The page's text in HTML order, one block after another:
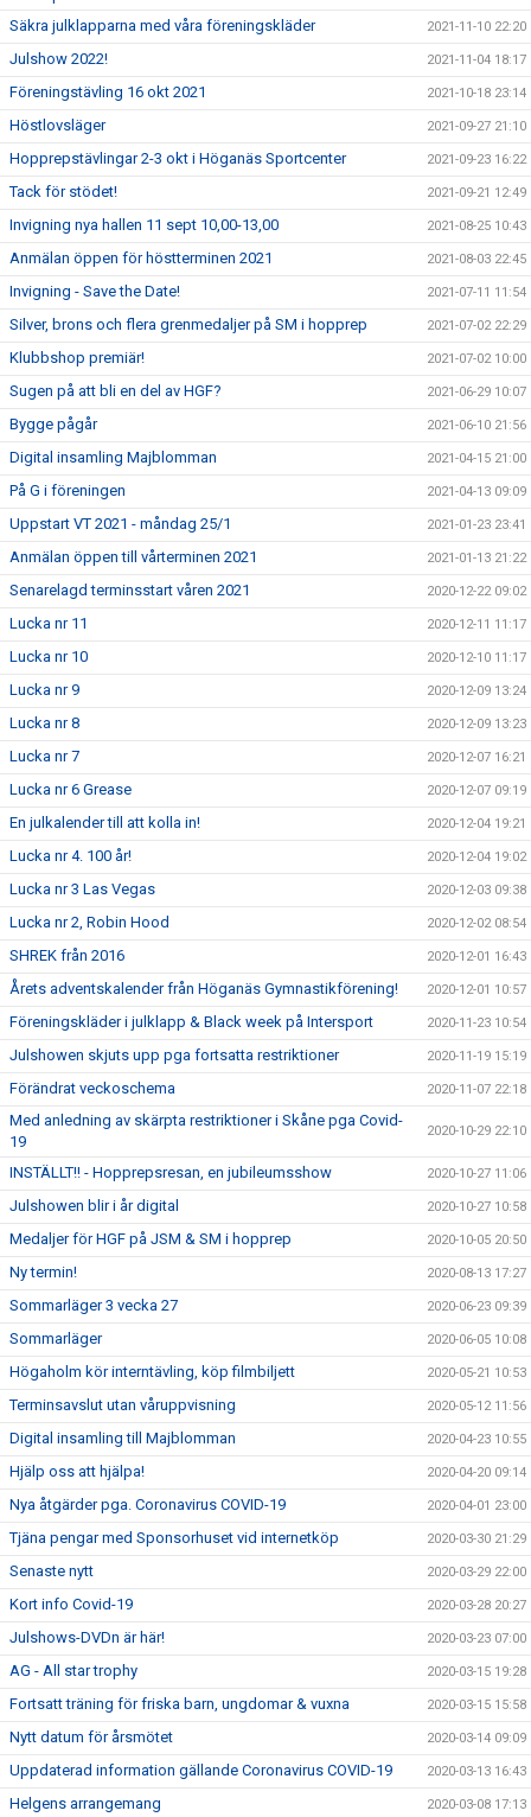
Säkra julklapparna med våra föreningskläder
2021-11-10 22:20
Julshow 2022! 2021-11-04 18:17
Föreningstävling 16 okt 2021 2021-10-18 23:14
Höstlovsläger 2021-09-27 21:10
Hopprepstävlingar 2-3 okt i Höganäs Sportcenter 2021-09-23 16:22
Tack för stödet! 2021-09-21 12:49
Invigning nya hallen 11 sept 10,00-13,00 2021-08-25 10:43
Anmälan öppen för höstterminen 2021 2021-08-03 22:45
Invigning - Save the Date! 2021-07-11 11:54
Silver, brons och flera grenmedaljer på SM i hopprep 2021-07-02 22:29
Klubbshop premiär! 2021-07-02 10:00
Sugen på att bli en del av HGF? 2021-06-29 10:07
Bygge pågår 2021-06-10 21:56
Digital insamling Majblomman 2021-04-15 21:00
På G i föreningen 2021-04-13 09:09
Uppstart VT 2021 - måndag 25/1 2021-01-23 23:41
Anmälan öppen till vårterminen 2021 2021-01-13 21:22
Senarelagd terminsstart våren 2021 2020-12-22 09:02
Lucka nr 11 2020-12-11 11:17
Lucka nr 10 2020-12-10 11:17
Lucka nr 9 2020-12-09 13:24
Lucka nr 8 2020-12-09 13:23
Lucka nr 7 2020-12-07 16:21
Lucka nr 6 Grease 2020-12-07 09:19
En julkalender till att kolla in! 2020-12-04 19:21
Lucka nr 4. 100 år! 2020-12-04 19:02
Lucka nr 3 Las Vegas 2020-12-03 09:38
Lucka nr 2, Robin Hood 2020-12-02 08:54
SHREK från 2016 2020-12-01 16:43
Årets adventskalender från Höganäs Gymnastikförening! 2020-12-01 10:57
Föreningskläder i julklapp & Black week på Intersport 2020-11-23 10:54
Julshowen skjuts upp pga fortsatta restriktioner 2020-11-19 15:19
Förändrat veckoschema 2020-11-07 22:18
Med anledning av skärpta restriktioner i Skåne pga Covid-
19
2020-10-29 22:10
INSTÄLLT!! - Hopprepsresan, en jubileumsshow 2020-10-27 11:06
Julshowen blir i år digital 2020-10-27 10:58
Medaljer för HGF på JSM & SM i hopprep 2020-10-05 20:50
Ny termin! 2020-08-13 17:27
Sommarläger 3 vecka 27 2020-06-23 09:39
Sommarläger 2020-06-05 10:08
Högaholm kör interntävling, köp filmbiljett 2020-05-21 10:53
Terminsavslut utan våruppvisning 2020-05-12 11:56
Digital insamling till Majblomman 2020-04-23 10:55
Hjälp oss att hjälpa! 2020-04-20 09:14
Nya åtgärder pga. Coronavirus COVID-19 2020-04-01 23:00
Tjäna pengar med Sponsorhuset vid internetköp 2020-03-30 21:29
Senaste nytt 2020-03-29 22:00
Kort info Covid-19 2020-03-28 20:27
Julshows-DVDn är här! 2020-03-23 07:00
AG - All star trophy 2020-03-15 19:28
Fortsatt träning för friska barn, ungdomar & vuxna 2020-03-15 15:58
Nytt datum för årsmötet 2020-03-14 09:09
Uppdaterad information gällande Coronavirus COVID-19 2020-03-13 16:43
Helgens arrangemang 2020-03-08 17:13